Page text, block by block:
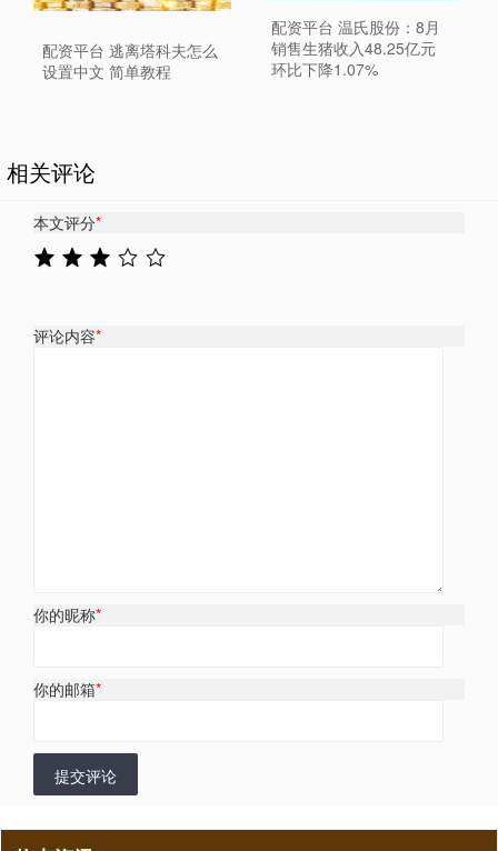
配资平台 逃离塔科夫怎么
设置中文 简单教程
配资平台 温氏股份：8月
销售生猪收入48.25亿元
环比下降1.07%
相关评论
本文评分*
评论内容*
你的昵称*
你的邮箱*
提交评论